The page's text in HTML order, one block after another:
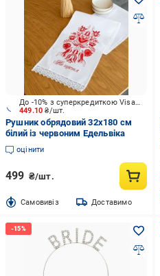
449.10₴/шт.
До -10% з суперкредиткою Visa Вигода
Рушник обрядовий 32x180 см
білий із червоним Едельвіка
оцінити
499 ₴/шт.
Cамовивіз Доставимо